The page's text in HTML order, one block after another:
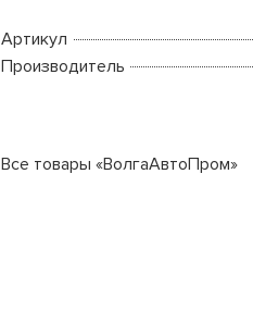
Артикул
Производитель
Все товары «ВолгаАвтоПром»